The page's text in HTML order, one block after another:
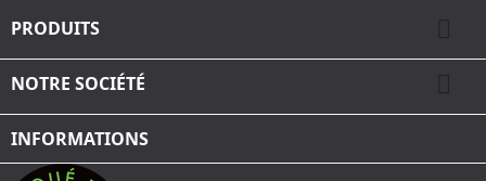
PRODUITS 
NOTRE SOCIÉTÉ 
INFORMATIONS